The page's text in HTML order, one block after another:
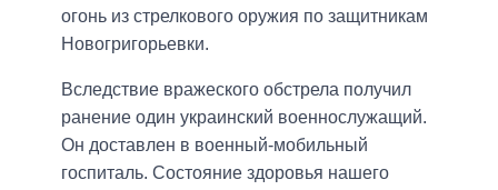
огонь из стрелкового оружия по защитникам
Новогригорьевки.
Вследствие вражеского обстрела получил
ранение один украинский военнослужащий.
Он доставлен в военный-мобильный
госпиталь. Состояние здоровья нашего